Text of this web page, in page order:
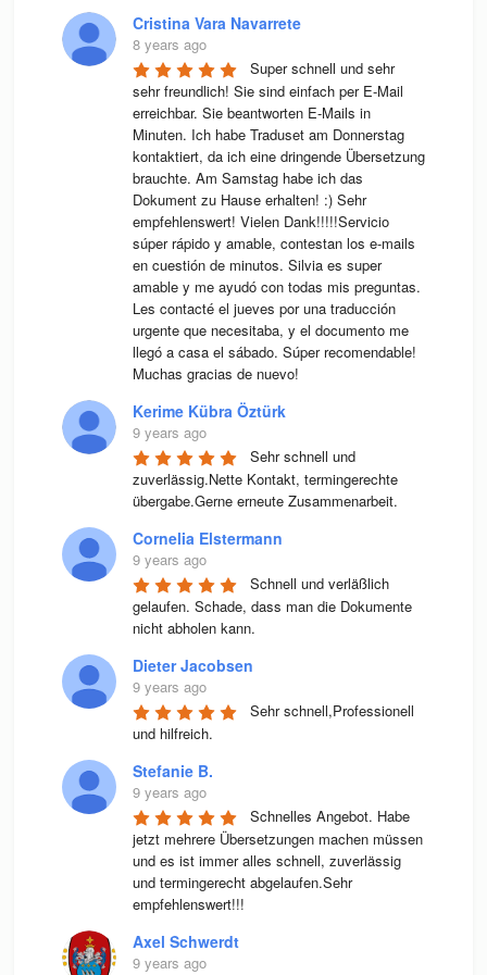
Cristina Vara Navarrete
8 years ago
Super schnell und sehr
sehr freundlich! Sie sind einfach per E-Mail
erreichbar. Sie beantworten E-Mails in
Minuten. Ich habe Traduset am Donnerstag
kontaktiert, da ich eine dringende Übersetzung
brauchte. Am Samstag habe ich das
Dokument zu Hause erhalten! :) Sehr
empfehlenswert! Vielen Dank!!!!!Servicio
súper rápido y amable, contestan los e-mails
en cuestión de minutos. Silvia es super
amable y me ayudó con todas mis preguntas.
Les contacté el jueves por una traducción
urgente que necesitaba, y el documento me
llegó a casa el sábado. Súper recomendable!
Muchas gracias de nuevo!
Kerime Kübra Öztürk
9 years ago
Sehr schnell und
zuverlässig.Nette Kontakt, termingerechte
übergabe.Gerne erneute Zusammenarbeit.
Cornelia Elstermann
9 years ago
Schnell und verläßlich
gelaufen. Schade, dass man die Dokumente
nicht abholen kann.
Dieter Jacobsen
9 years ago
Sehr schnell,Professionell
und hilfreich.
Stefanie B.
9 years ago
Schnelles Angebot. Habe
jetzt mehrere Übersetzungen machen müssen
und es ist immer alles schnell, zuverlässig
und termingerecht abgelaufen.Sehr
empfehlenswert!!!
Axel Schwerdt
9 years ago